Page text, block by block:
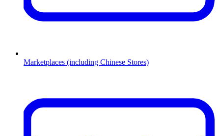
Marketplaces (including Chinese Stores)